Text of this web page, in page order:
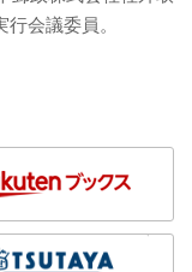
会議委員。